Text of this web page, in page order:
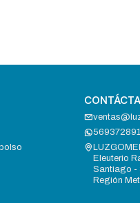
Eleuterio
Santiago -
Región